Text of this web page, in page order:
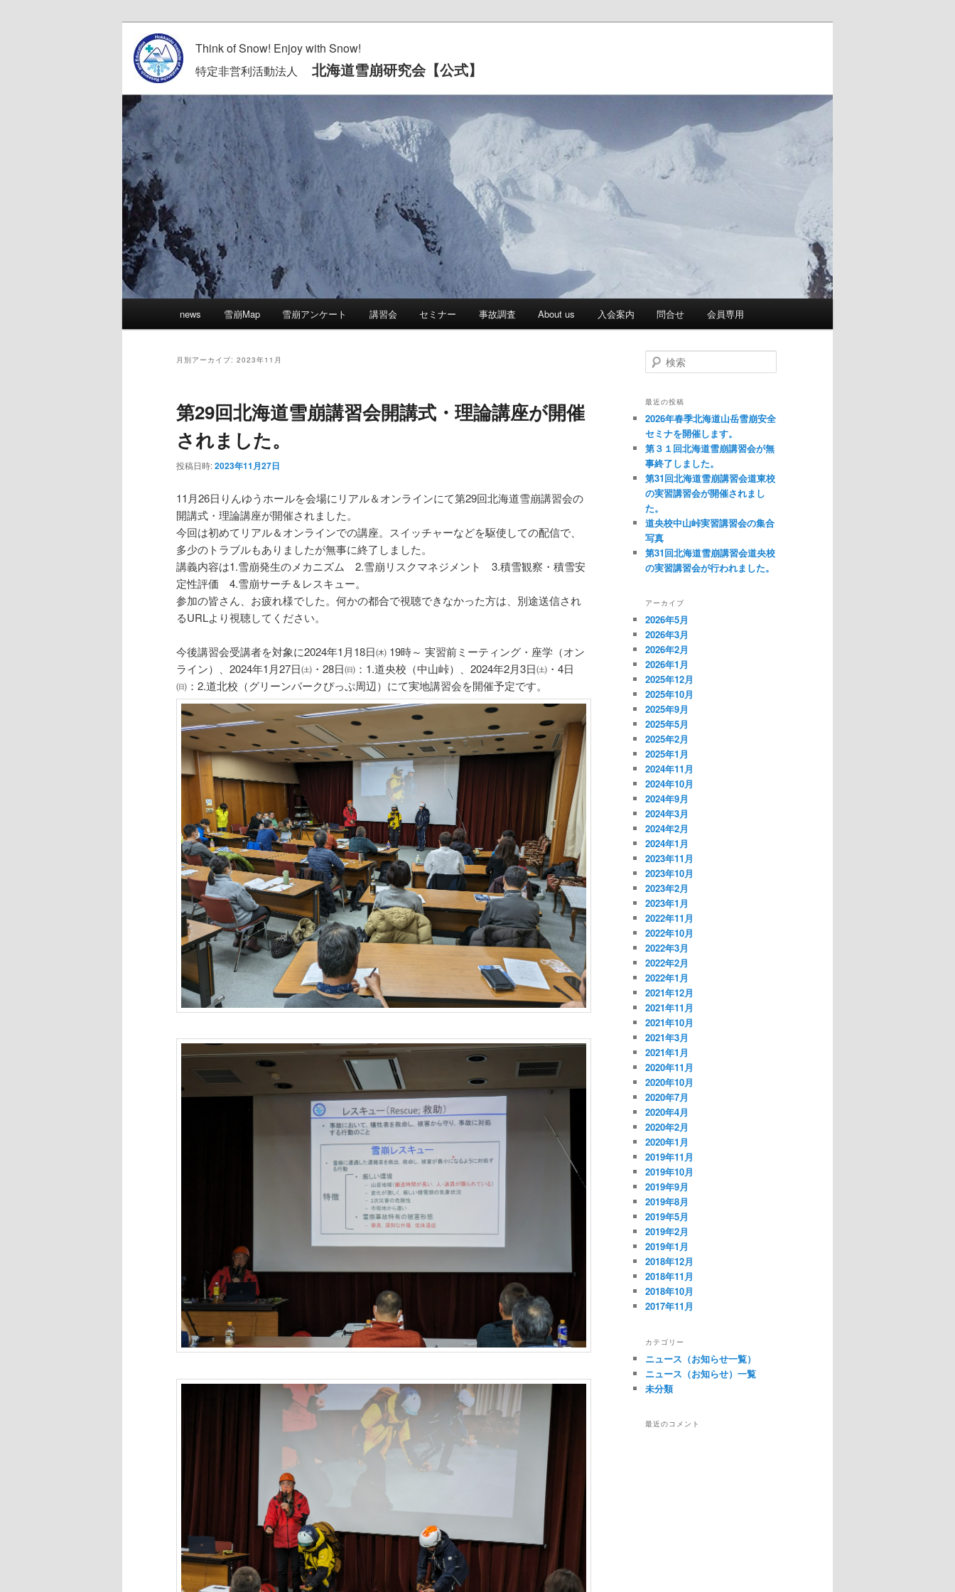
Think of Snow! Enjoy with Snow!
特定非営利活動法人
北海道雪崩研究会【公式】
メ
コ
ン
ツ
へ
動
サ
ン
ツ
へ
移
news 雪崩Map 雪崩アンケート 講習会 セミナー 事故調査 About us 入会案内 問合せ 会員専用
月別アーカイブ: 2023年11月
第29回北海道雪崩講習会開講式・理論講座が開催
されました。
投稿日時:2023年11月27日
11月26日りんゆうホールを会場にリアル＆オンラインにて第29回北海道雪崩講習会の
開講式・理論講座が開催されました。
今回は初めてリアル＆オンラインでの講座。スイッチャーなどを駆使しての配信で、
多少のトラブルもありましたが無事に終了しました。
講義内容は1.雪崩発生のメカニズム 2.雪崩リスクマネジメント 3.積雪観察・積雪安
定性評価 4.雪崩サーチ＆レスキュー。
参加の皆さん、お疲れ様でした。何かの都合で視聴できなかった方は、別途送信され
るURLより視聴してください。
今後講習会受講者を対象に2024年1月18日㈭ 19時～ 実習前ミーティング・座学（オン
ライン）、2024年1月27日㈯・28日㈰：1.道央校（中山峠）、2024年2月3日㈯・4日
㈰：2.道北校（グリーンパークぴっぷ周辺）にて実地講習会を開催予定です。
検
索
最近の投稿
2026年春季北海道山岳雪崩安全
セミナを開催します。
第３１回北海道雪崩講習会が無
事終了しました。
第31回北海道雪崩講習会道東校
の実習講習会が開催されまし
た。
道央校中山峠実習講習会の集合
写真
第31回北海道雪崩講習会道央校
の実習講習会が行われました。
アーカイブ
2026年5月
2026年3月
2026年2月
2026年1月
2025年12月
2025年10月
2025年9月
2025年5月
2025年2月
2025年1月
2024年11月
2024年10月
2024年9月
2024年3月
2024年2月
2024年1月
2023年11月
2023年10月
2023年2月
2023年1月
2022年11月
2022年10月
2022年3月
2022年2月
2022年1月
2021年12月
2021年11月
2021年10月
2021年3月
2021年1月
2020年11月
2020年10月
2020年7月
2020年4月
2020年2月
2020年1月
2019年11月
2019年10月
2019年9月
2019年8月
2019年5月
2019年2月
2019年1月
2018年12月
2018年11月
2018年10月
2017年11月
カテゴリー
ニュース（お知らせ一覧）
ニュース（お知らせ）一覧
未分類
最近のコメント